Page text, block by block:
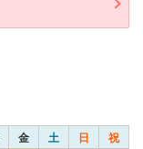
金 土 日 祝